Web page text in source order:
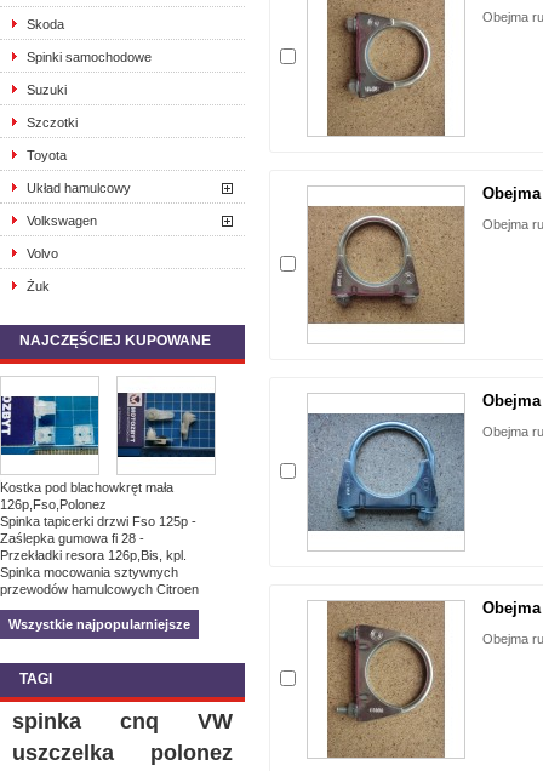
Skoda
Spinki samochodowe
Suzuki
Szczotki
Toyota
Układ hamulcowy
Volkswagen
Volvo
Żuk
NAJCZĘŚCIEJ KUPOWANE
Kostka pod blachowkręt mała
126p,Fso,Polonez
Spinka tapicerki drzwi Fso 125p -
Zaślepka gumowa fi 28 -
Przekładki resora 126p,Bis, kpl.
Spinka mocowania sztywnych
przewodów hamulcowych Citroen
Wszystkie najpopularniejsze
TAGI
spinka cnq
VW
uszczelka
polonez
Obejma
Obejma
Obejma
Obejma